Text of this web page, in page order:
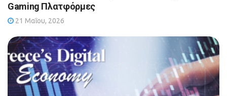
Gaming Πλατφόρμες
21 Μαΐου, 2026